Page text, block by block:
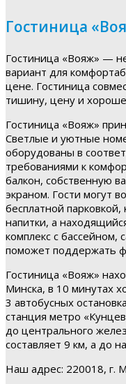
Гостиница
Гостиница «Вояж» —
вариант для
цене. Гостиница
тишину, цену и
Гостиница «Вояж»
Светлые и уютные
оборудованы в
требованиями к
балкон, собственную
экраном. Гости могут
бесплатной
напитки, а
комплекс с
поможет поддержать
Гостиница «Вояж»
Минска, в 10 минутах
3 автобусных
станция метро
до центрального
составляет 9 км, а до
Наш адрес: 220018, г.